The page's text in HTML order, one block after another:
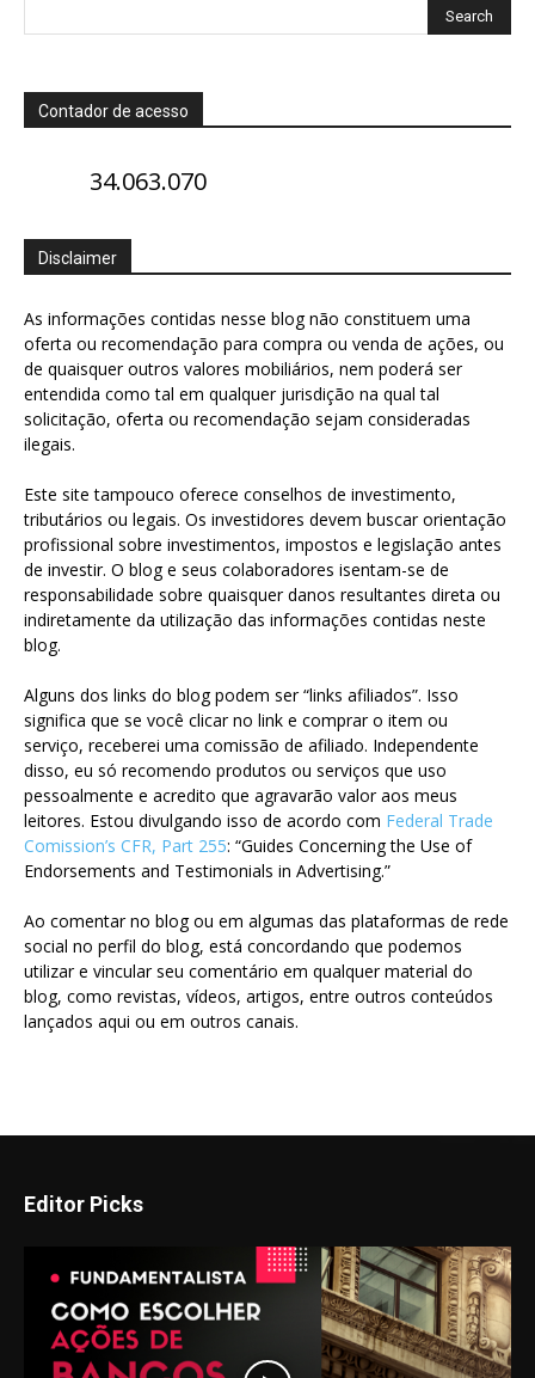
Contador de acesso
34.063.070
Disclaimer
As informações contidas nesse blog não constituem uma
oferta ou recomendação para compra ou venda de ações, ou
de quaisquer outros valores mobiliários, nem poderá ser
entendida como tal em qualquer jurisdição na qual tal
solicitação, oferta ou recomendação sejam consideradas
ilegais.
Este site tampouco oferece conselhos de investimento,
tributários ou legais. Os investidores devem buscar orientação
profissional sobre investimentos, impostos e legislação antes
de investir. O blog e seus colaboradores isentam-se de
responsabilidade sobre quaisquer danos resultantes direta ou
indiretamente da utilização das informações contidas neste
blog.
Alguns dos links do blog podem ser “links afiliados”. Isso
significa que se você clicar no link e comprar o item ou
serviço, receberei uma comissão de afiliado. Independente
disso, eu só recomendo produtos ou serviços que uso
pessoalmente e acredito que agravarão valor aos meus
leitores. Estou divulgando isso de acordo com Federal Trade
Comission’s CFR, Part 255: “Guides Concerning the Use of
Endorsements and Testimonials in Advertising.”
Ao comentar no blog ou em algumas das plataformas de rede
social no perfil do blog, está concordando que podemos
utilizar e vincular seu comentário em qualquer material do
blog, como revistas, vídeos, artigos, entre outros conteúdos
lançados aqui ou em outros canais.
Editor Picks